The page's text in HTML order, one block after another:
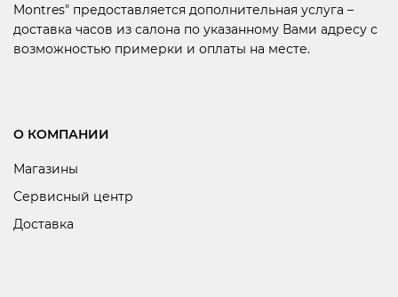
Montres" предоставляется дополнительная услуга –
доставка часов из салона по указанному Вами адресу с
возможностью примерки и оплаты на месте.
О КОМПАНИИ
Магазины
Сервисный центр
Доставка